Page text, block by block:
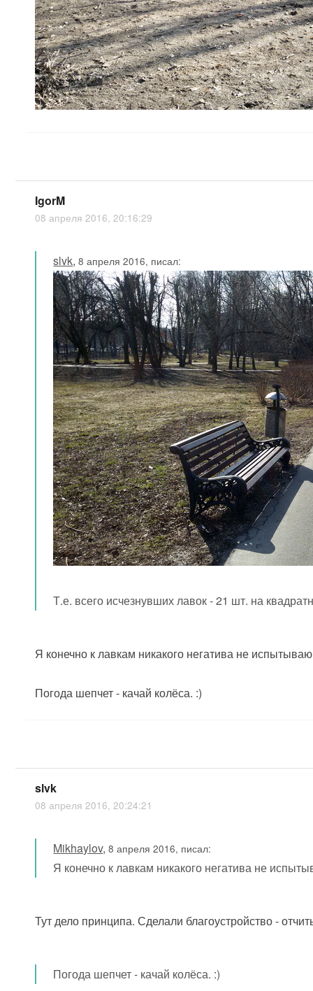
IgorM
08 апреля 2016, 20:16:29
slvk,8 апреля 2016, писал:
Т.е. всего исчезнувших лавок - 21 шт. на
Я конечно к лавкам никакого негатива не
Погода шепчет - качай колёса. :)
slvk
08 апреля 2016, 20:24:21
Mikhaylov,8 апреля 2016, писал:
Я конечно к лавкам никакого негатива не
Тут дело принципа. Сделали благоустройство -
Погода шепчет - качай колёса. :)